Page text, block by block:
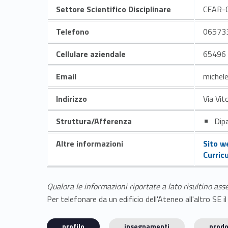
Settore Scientifico Disciplinare
Telefono
Cellulare aziendale
65496
Email
Indirizzo
Via
Struttura/Afferenza
Altre informazioni
Sito
Qualora le informazioni riportate a lato risultino
Per telefonare da un edificio dell'Ateneo all'altro